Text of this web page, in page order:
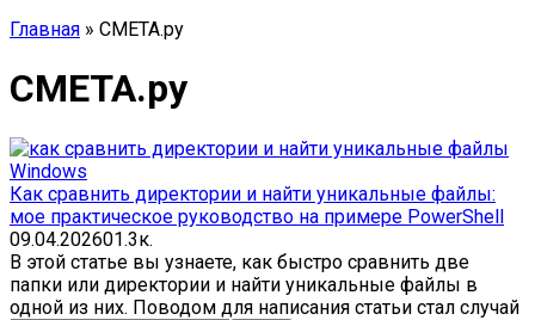
Главная » СМЕТА.ру
СМЕТА.ру
Windows
Как сравнить директории и найти уникальные файлы:
мое практическое руководство на примере PowerShell
09.04.202601.3к.
В этой статье вы узнаете, как быстро сравнить две
папки или директории и найти уникальные файлы в
одной из них. Поводом для написания статьи стал случай